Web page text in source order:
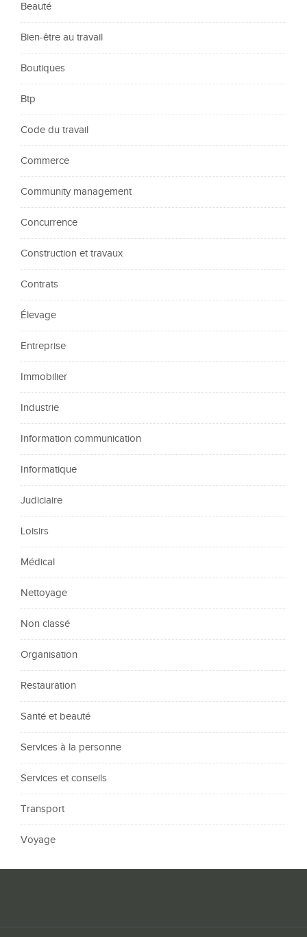
Beauté
Bien-être au travail
Boutiques
Btp
Code du travail
Commerce
Community management
Concurrence
Construction et travaux
Contrats
Élevage
Entreprise
Immobilier
Industrie
Information communication
Informatique
Judiciaire
Loisirs
Médical
Nettoyage
Non classé
Organisation
Restauration
Santé et beauté
Services à la personne
Services et conseils
Transport
Voyage